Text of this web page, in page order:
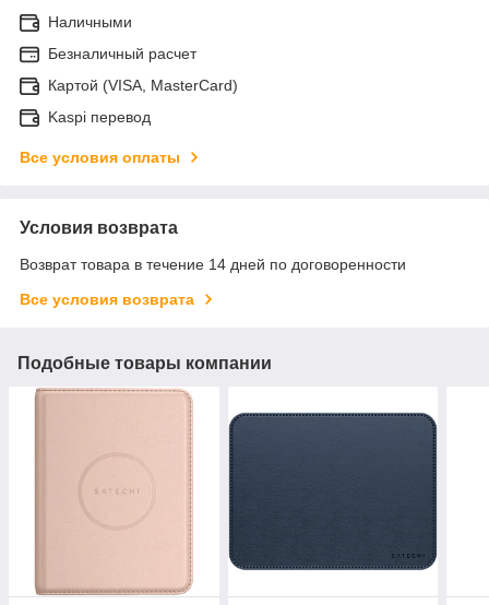
Наличными
Безналичный расчет
Картой (VISA, MasterCard)
Kaspi перевод
Все условия оплаты
Условия возврата
Возврат товара в течение 14 дней по договоренности
Все условия возврата
Подобные товары компании